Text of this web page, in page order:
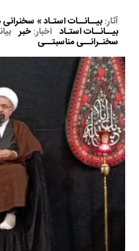
آثار:بیــانــات استـاد »
بیــانــات استـاد اخبار:خبر
سخنـرانــی مناسبتــی